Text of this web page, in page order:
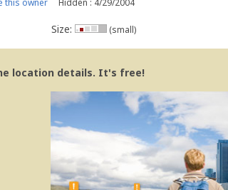
this owner Hidden : 4/29/2004
Size: (small)
location details. It's free!